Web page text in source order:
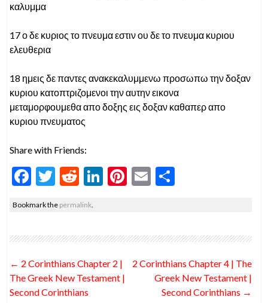
καλυμμα
17 ο δε κυριος το πνευμα εστιν ου δε το πνευμα κυριου
ελευθερια
18 ημεις δε παντες ανακεκαλυμμενω προσωπω την δοξαν
κυριου κατοπτριζομενοι την αυτην εικονα
μεταμορφουμεθα απο δοξης εις δοξαν καθαπερ απο
κυριου πνευματος
Share with Friends:
F
e
b
o
k
T
itt
er
R
d
di
Li
dI
Pi
es
E
l
e
Bookmark the permalink.
Post
navigation
← 2 Corinthians Chapter 2 |
The Greek New Testament |
Second Corinthians
2 Corinthians Chapter 4 | The
Greek New Testament |
Second Corinthians →